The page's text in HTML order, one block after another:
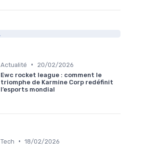
Actualité •
20/02/2026
Ewc rocket league : comment le
triomphe de Karmine Corp redéfinit
l’esports mondial
Tech • 18/02/2026